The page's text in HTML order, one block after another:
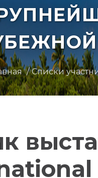
Списки